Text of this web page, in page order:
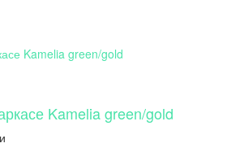
Kamelia green/gold